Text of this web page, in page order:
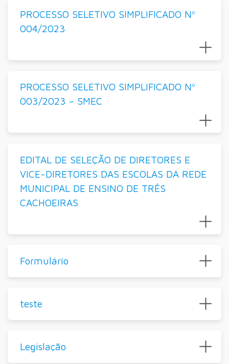
PROCESSO SELETIVO SIMPLIFICADO Nº
004/2023
PROCESSO SELETIVO SIMPLIFICADO Nº
003/2023 – SMEC
EDITAL DE SELEÇÃO DE DIRETORES E
VICE-DIRETORES DAS ESCOLAS DA REDE
MUNICIPAL DE ENSINO DE TRÊS
CACHOEIRAS
Formulário
teste
Legislação